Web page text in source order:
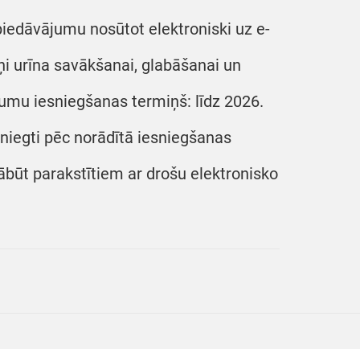
nosūtot elektroniski uz e-
urīna savākšanai, glabāšanai un
iesniegšanas termiņš: līdz 2026.
pēc norādītā iesniegšanas
parakstītiem ar drošu elektronisko